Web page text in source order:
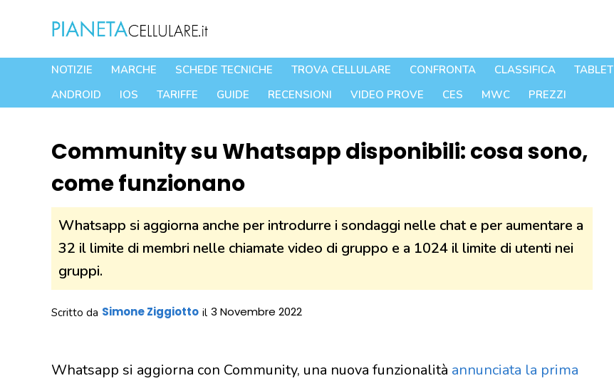
contenuto
NOTIZIE MARCHE SCHEDE TECNICHE TROVA CELLULARE CONFRONTA CLASSIFICA TABLET
ANDROID
IOS TARIFFE GUIDE RECENSIONI VIDEO PROVE CES MWC PREZZI
Community su Whatsapp disponibili: cosa sono,
come funzionano
Whatsapp si aggiorna anche per introdurre i sondaggi nelle chat e per aumentare a
32 il limite di membri nelle chiamate video di gruppo e a 1024 il limite di utenti nei
gruppi.
Scritto da Simone Ziggiotto il 3 Novembre 2022
Whatsapp si aggiorna con Community, una nuova funzionalità annunciata la prima